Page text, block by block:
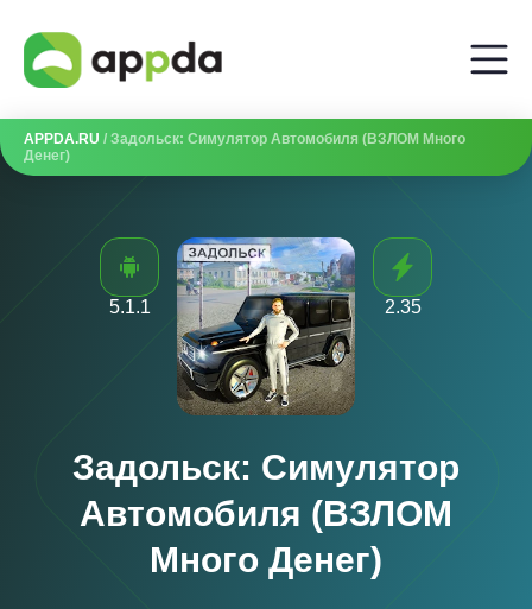
APPDA.RU / Задольск: Симулятор Автомобиля (ВЗЛОМ Много
Денег)
5.1.1 2.35
Задольск: Симулятор
Автомобиля (ВЗЛОМ
Много Денег)